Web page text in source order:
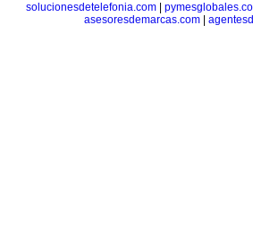
solucionesdetelefonia.com|
asesoresdemarcas.com